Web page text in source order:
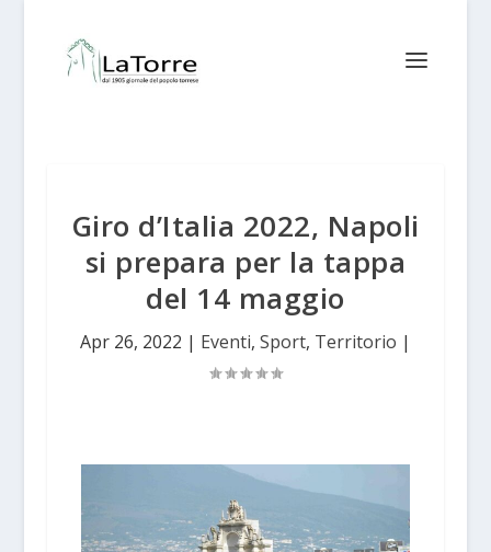
Giro d’Italia 2022, Napoli
si prepara per la tappa
del 14 maggio
Apr 26, 2022 | Eventi, Sport, Territorio |